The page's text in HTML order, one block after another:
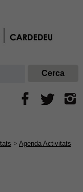
> Agenda Activitats